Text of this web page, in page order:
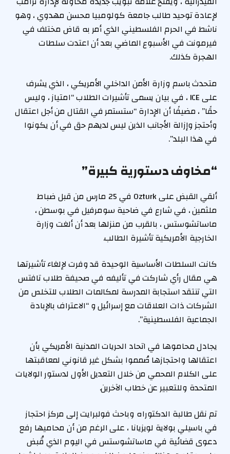
لإعادة توحيد طالب جامعة كولومبيا محسن مهدوي ، وهو
ناشط في الحرم الفلسطيني الذي أمر به قاض مختلف في
فيرمونت في الأسبوع الماضي بعد أن اعتدت سلطات
الهجرة كذلك.
متحدث باسم وزارة الأمن الداخلي الأمريكي ، الذي يشرف
على ICE ، في بيان يسمى تأشيرات الطلاب “امتياز ، وليس
حقًا” ، مضيفًا أن الإدارة “ستستمر في القتال من أجل اعتقال
وأحتجز وإزالة الأجانب الذين ليس لديهم حق في أن يكونوا
في هذا البلد”.
“مخاوف دستورية كبيرة”
ألقي القبض على Ozturk في 25 مارس من قبل ضباط
ملثمين ، في شارع في ضاحية سومرفيل في بوسطن ،
ماساتشوستس ، بالقرب من منزلها بعد أن ألغت وزارة
الخارجية الأمريكية تأشيرة الطالب.
كانت السلطات الأساسية الوحيدة قد وفرت لإلغاء تأشيرتها
هي مقال رأي شاركت في تأليفه في صحيفة طلاب تافتس
التي تنتقد استجابة المدرسة لمكالمات الطلاب للتخلص من
الشركات ذات العلاقات مع إسرائيل و “الاعتراف بالإبادة
الجماعية الفلسطينية”.
يجادل محاموها في اتحاد الحريات المدنية الأمريكي بأن
اعتقالها واحتجازها صُمموا بشكل غير قانوني لمعاقبتها
على الكلام المحمي من خلال التعديل الأول لدستور الولايات
المتحدة وللتعبير عن خطاب الآخرين.
تم نقل طالبة الدكتوراه وباحث فولبرايت إلى مركز احتجاز
في باسيلي بولاية لويزيانا ، على الرغم من أن محاميها رفع
دعوى قضائية في ماساتشوستس في اليوم الذي قُبض